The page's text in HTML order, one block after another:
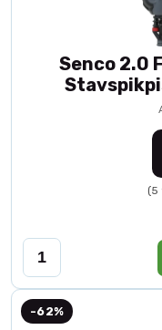
Senco 2.0
(5
-62%